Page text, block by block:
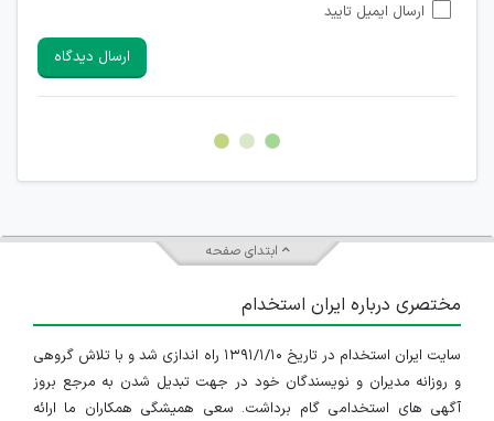
امکان تأیید نظرات کاربرانی که به هر طریقی قصد مأیوس کردن
هرگونه تحریک، تحقیر و کنایه به سایر افراد (مسئول و غیر مسئول)
غیر مجاز می باشد.
امکان هماهنگی برای هرگونه ملاقات حضوری چه به صورت دسته
ارسال ایمیل تایید
ارسال دیدگاه
ابتدای صفحه
مختصری درباره ایران استخدام
سایت ایران استخدام در تاریخ ۱۳۹۱/۱/۱۰ راه اندازی شد و با تلاش گروهی
و روزانه مدیران و نویسندگان خود در جهت تبدیل شدن به مرجع بروز
آگهی های استخدامی گام برداشت. سعی همیشگی همکاران ما ارائه